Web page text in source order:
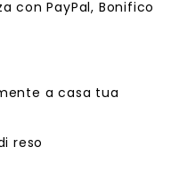
con PayPal, Bonifico
a casa tua
reso